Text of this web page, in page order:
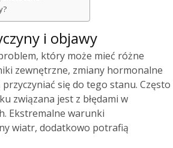
i objawy
który może mieć różne
zewnętrzne, zmiany hormonalne
się do tego stanu. Często
związana jest z błędami w
Ekstremalne warunki
wiatr, dodatkowo potrafią